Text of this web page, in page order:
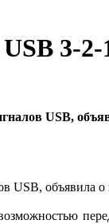
3-
USB,
USB, объявила